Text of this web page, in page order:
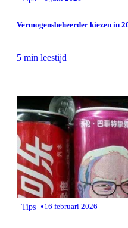
Vermogensbeheerder kiezen in
5 min leestijd
Tips •16 februari 2026